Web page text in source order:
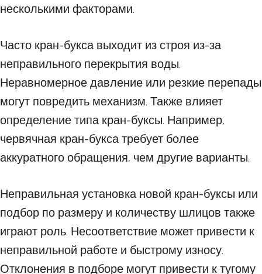
несколькими факторами.
Часто кран-букса выходит из строя из-за
неправильного перекрытия воды.
Неравномерное давление или резкие перепады
могут повредить механизм. Также влияет
определение типа кран-буксы. Например,
червячная кран-букса требует более
аккуратного обращения, чем другие варианты.
Неправильная установка новой кран-буксы или
подбор по размеру и количеству шлицов также
играют роль. Несоответствие может привести к
неправильной работе и быстрому износу.
Отклонения в подборе могут привести к тугому